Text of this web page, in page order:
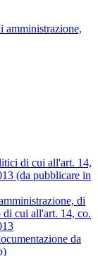
di cui all'art. 14,
(da pubblicare in
di
cui all'art. 14, co.
da